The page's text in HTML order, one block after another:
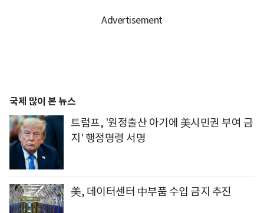
국제 많이 본 뉴스
트럼프, '원정출산 아기에 美시민권 부여 금
지' 행정명령 서명
美, 데이터센터 中부품 수입 금지 추진